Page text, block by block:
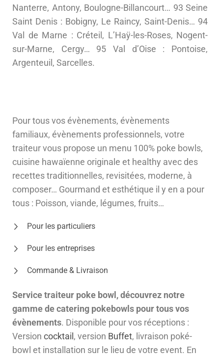
Nanterre, Antony, Boulogne-Billancourt… 93 Seine
Saint Denis : Bobigny, Le Raincy, Saint-Denis… 94
Val de Marne : Créteil, L’Haÿ-les-Roses, Nogent-
sur-Marne, Cergy… 95 Val d’Oise : Pontoise,
Argenteuil, Sarcelles.
Pour tous vos évènements, évènements
familiaux, évènements professionnels, votre
traiteur vous propose un menu 100% poke bowls,
cuisine hawaïenne originale et healthy avec des
recettes traditionnelles, revisitées, moderne, à
composer… Gourmand et esthétique il y en a pour
tous : Poisson, viande, légumes, fruits…
Pour les particuliers
Pour les entreprises
Commande & Livraison
Service traiteur poke bowl, découvrez notre
gamme de catering pokebowls pour tous vos
évènements. Disponible pour vos réceptions :
Version cocktail , version Buffet, livraison poké-
bowl et installation sur le lieu de votre event. En